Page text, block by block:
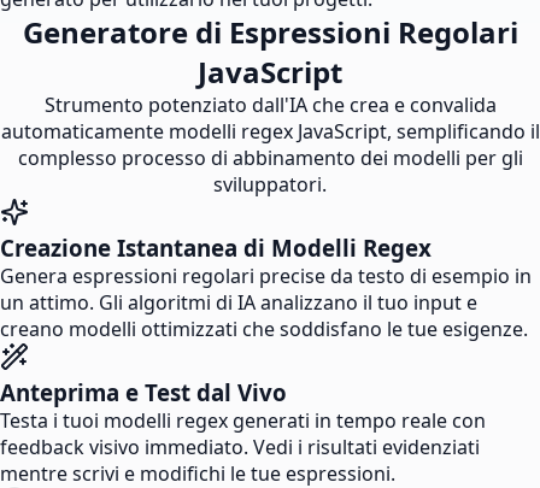
Generatore di Espressioni Regolari
JavaScript
Strumento potenziato dall'IA che crea e convalida
automaticamente modelli regex JavaScript, semplificando il
complesso processo di abbinamento dei modelli per gli
sviluppatori.
Creazione Istantanea di Modelli Regex
Genera espressioni regolari precise da testo di esempio in
un attimo. Gli algoritmi di IA analizzano il tuo input e
creano modelli ottimizzati che soddisfano le tue esigenze.
Anteprima e Test dal Vivo
Testa i tuoi modelli regex generati in tempo reale con
feedback visivo immediato. Vedi i risultati evidenziati
mentre scrivi e modifichi le tue espressioni.